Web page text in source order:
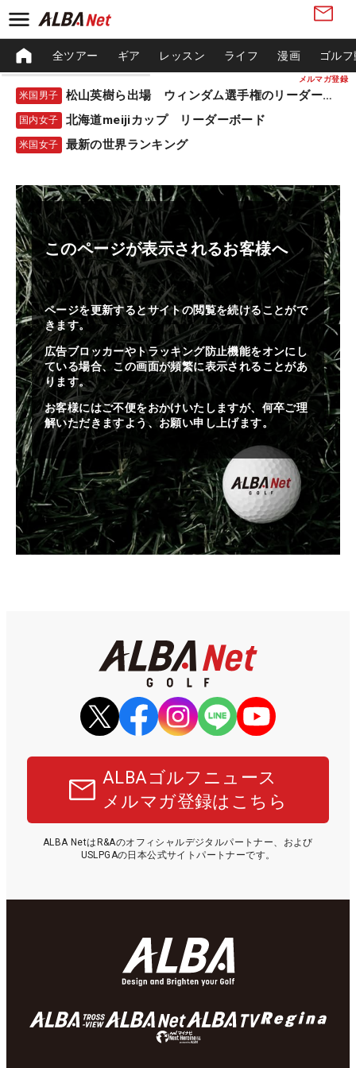
メルマガ登録
全ツアー ギア レッスン ライフ 漫画 ゴル
米国男子 松山英樹ら出場 ウィンダム選手権のリーダーボード
国内女子 北海道meijiカップ リーダーボード
米国女子 最新の世界ランキング
このページが表示されるお客様へ
ページを更新するとサイトの閲覧を続けることがで
きます。
広告ブロッカーやトラッキング防止機能をオンにし
ている場合、この画面が頻繁に表示されることがあ
ります。
お客様にはご不便をおかけいたしますが、何卒ご理
解いただきますよう、お願い申し上げます。
ALBAゴルフニュース
メルマガ登録はこちら
ALBA NetはR&Aのオフィシャルデジタルパートナー、および
USLPGAの日本公式サイトパートナーです。